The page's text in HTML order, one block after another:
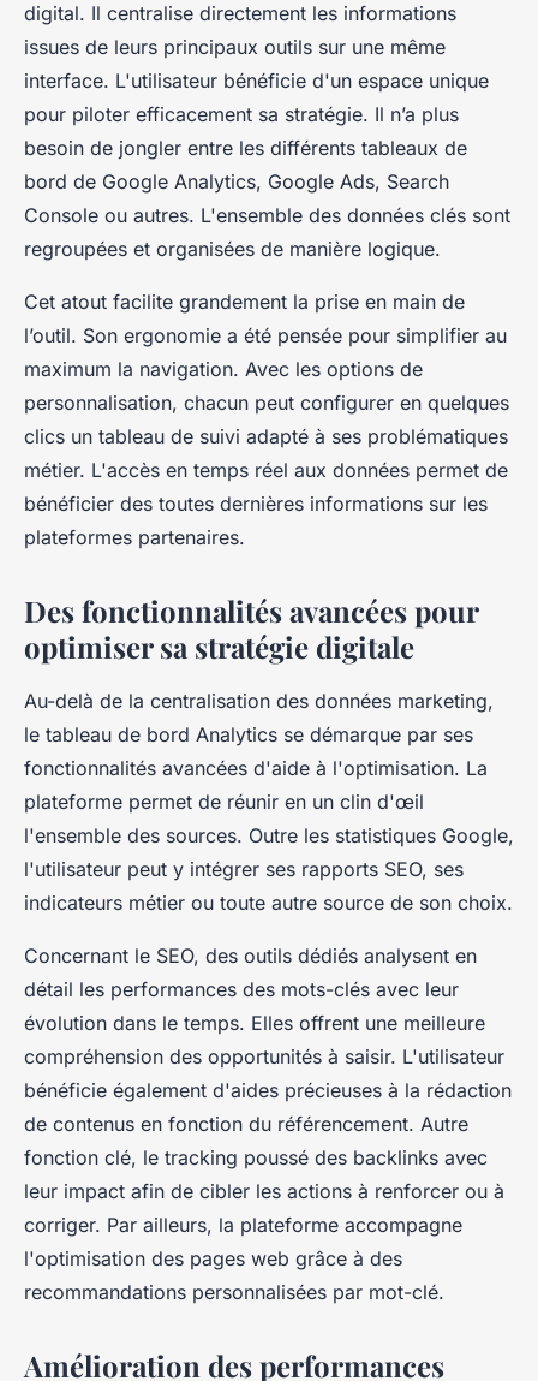
digital. Il centralise directement les informations
issues de leurs principaux outils sur une même
interface. L'utilisateur bénéficie d'un espace unique
pour piloter efficacement sa stratégie. Il n’a plus
besoin de jongler entre les différents tableaux de
bord de Google Analytics, Google Ads, Search
Console ou autres. L'ensemble des données clés sont
regroupées et organisées de manière logique.
Cet atout facilite grandement la prise en main de
l’outil. Son ergonomie a été pensée pour simplifier au
maximum la navigation. Avec les options de
personnalisation, chacun peut configurer en quelques
clics un tableau de suivi adapté à ses problématiques
métier. L'accès en temps réel aux données permet de
bénéficier des toutes dernières informations sur les
plateformes partenaires.
Des fonctionnalités avancées pour
optimiser sa stratégie digitale
Au-delà de la centralisation des données marketing,
le tableau de bord Analytics se démarque par ses
fonctionnalités avancées d'aide à l'optimisation. La
plateforme permet de réunir en un clin d'œil
l'ensemble des sources. Outre les statistiques Google,
l'utilisateur peut y intégrer ses rapports SEO, ses
indicateurs métier ou toute autre source de son choix.
Concernant le SEO, des outils dédiés analysent en
détail les performances des mots-clés avec leur
évolution dans le temps. Elles offrent une meilleure
compréhension des opportunités à saisir. L'utilisateur
bénéficie également d'aides précieuses à la rédaction
de contenus en fonction du référencement. Autre
fonction clé, le tracking poussé des backlinks avec
leur impact afin de cibler les actions à renforcer ou à
corriger. Par ailleurs, la plateforme accompagne
l'optimisation des pages web grâce à des
recommandations personnalisées par mot-clé.
Amélioration des performances